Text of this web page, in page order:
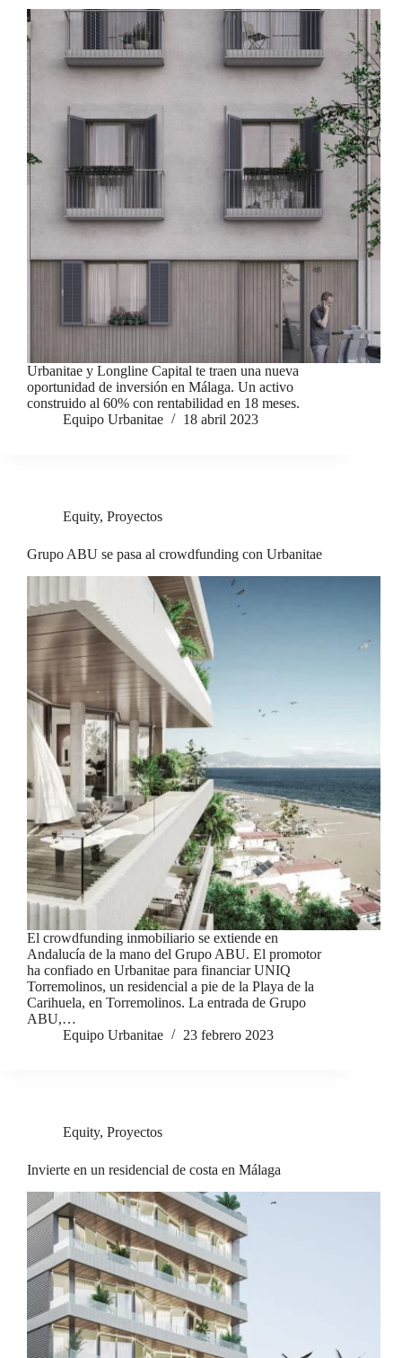
Urbanitae y Longline Capital te traen una nueva
oportunidad de inversión en Málaga. Un activo
construido al 60% con rentabilidad en 18 meses.
Equipo Urbanitae
18 abril 2023
Equity, Proyectos
Grupo ABU se pasa al crowdfunding con Urbanitae
El crowdfunding inmobiliario se extiende en
Andalucía de la mano del Grupo ABU. El promotor
ha confiado en Urbanitae para financiar UNIQ
Torremolinos, un residencial a pie de la Playa de la
Carihuela, en Torremolinos. La entrada de Grupo
ABU,…
Equipo Urbanitae
23 febrero 2023
Equity, Proyectos
Invierte en un residencial de costa en Málaga